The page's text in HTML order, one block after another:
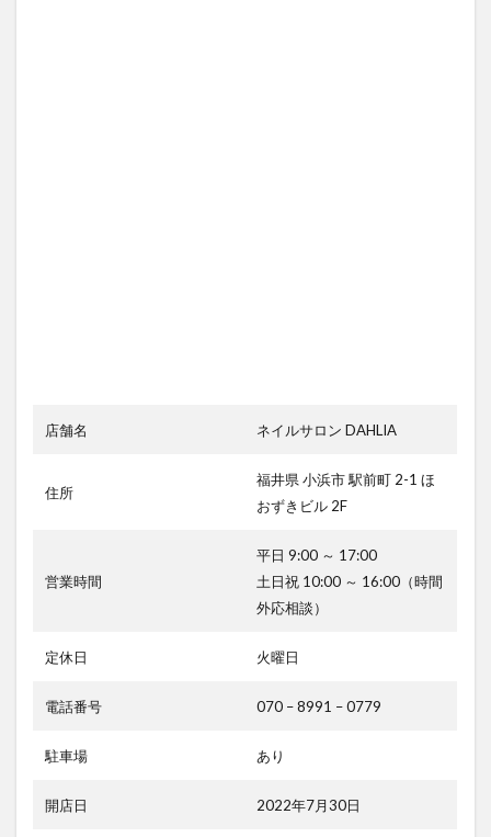
店舗名 ネイルサロン DAHLIA
住所
福井県 小浜市 駅前町 2-1 ほ
おずきビル 2F
営業時間
平日 9:00 ～ 17:00
土日祝 10:00 ～ 16:00（時間
外応相談）
定休日 火曜日
電話番号 070 – 8991 – 0779
駐車場 あり
開店日 2022年7月30日